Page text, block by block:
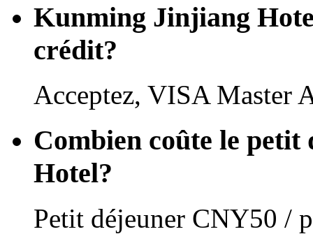
Kunming Jinjiang
crédit?
Acceptez, VISA Master
Combien coûte le
Hotel?
Petit déjeuner CNY50 /